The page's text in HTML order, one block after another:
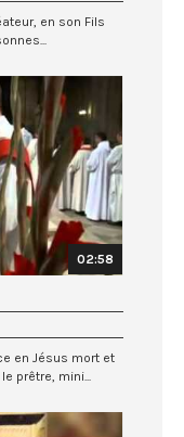
en son Fils
02:58
en Jésus mort et
prêtre, mini...